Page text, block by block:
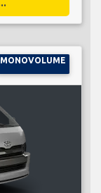
MONOVOLUME